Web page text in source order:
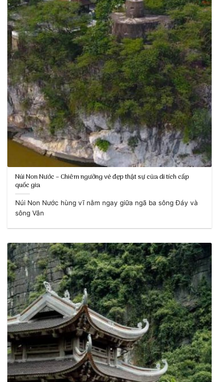
Núi Non Nước – Chiêm ngưỡng vẻ đẹp thật sự của di tích cấp
quốc gia
Núi Non Nước hùng vĩ nằm ngay giữa ngã ba sông Đáy và
sông Vân